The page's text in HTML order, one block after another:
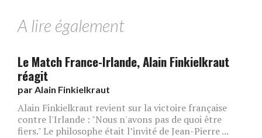
A lire également
Le Match France-Irlande, Alain Finkielkraut
réagit
par Alain Finkielkraut
Alain Finkielkraut revient sur la victoire française
contre l'Irlande : "Nous n'avons pas de quoi être
fiers." Le philosophe était l’invité de Jean-Pierre ...